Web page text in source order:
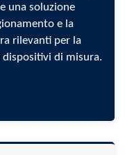
una soluzione
e la
rilevanti per la
di misura.